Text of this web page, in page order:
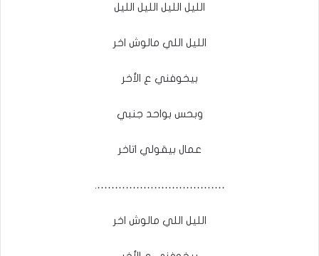
الليل الليل الليل الليل
الليل اللي مالوش اخر
بيخوفني ع الأخر
وبحس بواحد جنبي
عمال بيقولي اتاخر
……………………………….
الليل اللي مالوش اخر